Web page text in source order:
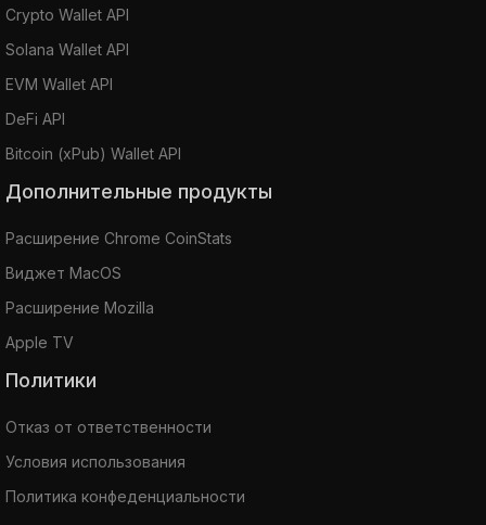
Crypto Wallet API
Solana Wallet API
EVM Wallet API
DeFi API
Bitcoin (xPub) Wallet API
Дополнительные продукты
Расширение Chrome CoinStats
Виджет MacOS
Расширение Mozilla
Apple TV
Политики
Отказ от ответственности
Условия использования
Политика конфеденциальности